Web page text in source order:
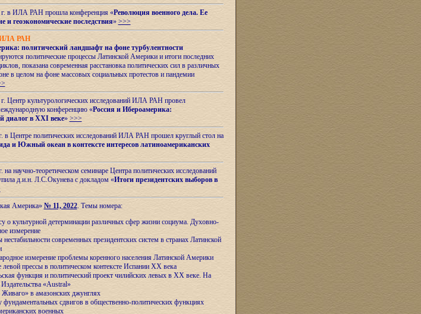
г. в ИЛА РАН прошла конференция «Революция военного дела. Ее
и геоэкономические последствия» >>>
ИЛА РАН
политический ландшафт на фоне турбулентности
политические процессы Латинской Америки и итоги последних
показана современная расстановка политических сил в различных
в целом на фоне массовых социальных протестов и пандемии
г. Центр культурологических исследований ИЛА РАН провел
конференцию «Россия и Ибероамерика:
диалог в XXI веке» >>>
в Центре политических исследований ИЛА РАН прошел круглый стол на
и Южный океан в контексте интересов латиноамериканских
на научно-теоретическом семинаре Центра политических исследований
д.и.н. Л.С.Окунева с докладом «Итоги президентских выборов в
Америка» № 11, 2022. Темы номера:
о культурной детерминации различных сфер жизни социума. Духовно-
измерение
современных президентских систем в странах Латинской
измерение проблемы коренного населения Латинской Америки
левой прессы в политическом контексте Испании XX века
функция и политический проект чилийских левых в XX веке. На
«Austral»
в амазонских джунглях
фундаментальных сдвигов в общественно-политических функциях
военных